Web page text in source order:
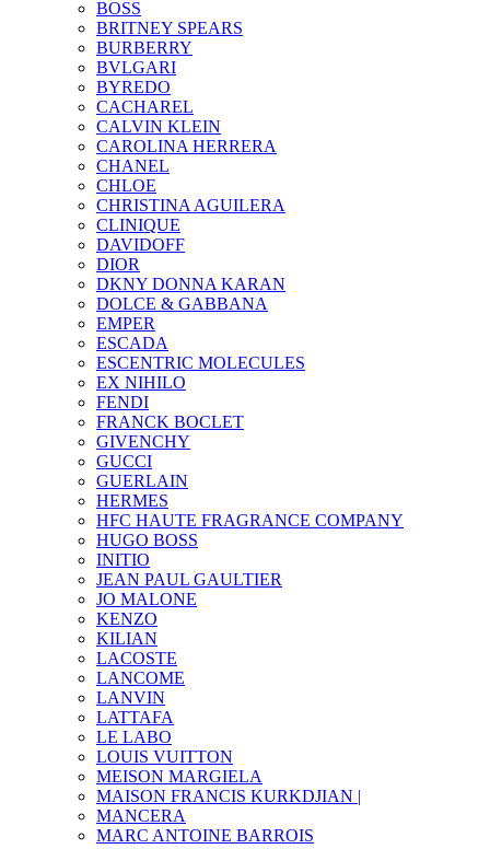
BOSS
BRITNEY SPEARS
BURBERRY
BVLGARI
BYREDO
CACHAREL
CALVIN KLEIN
CAROLINA HERRERA
CHANEL
CHLOE
CHRISTINA AGUILERA
CLINIQUE
DAVIDOFF
DIOR
DKNY DONNA KARAN
DOLCE & GABBANA
EMPER
ESCADA
ESCENTRIC MOLECULES
EX NIHILO
FENDI
FRANCK BOCLET
GIVENCHY
GUCCI
GUERLAIN
HERMES
HFC HAUTE FRAGRANCE COMPANY
HUGO BOSS
INITIO
JEAN PAUL GAULTIER
JO MALONE
KENZO
KILIAN
LACOSTE
LANCOME
LANVIN
LATTAFA
LE LABO
LOUIS VUITTON
MEISON MARGIELA
MAISON FRANCIS KURKDJIAN |
MANCERA
MARC ANTOINE BARROIS